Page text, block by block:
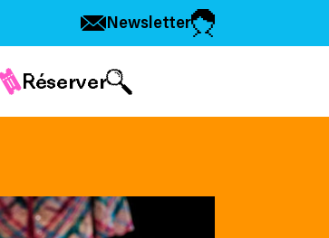
Newsletter
Réserver